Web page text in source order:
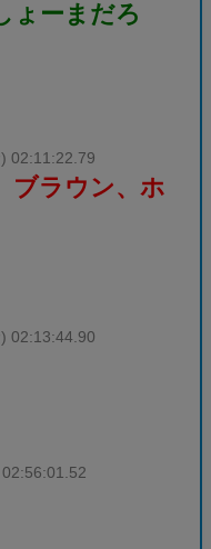
ょーまだろ
02:11:22.79
ブラウン、ホ
02:13:44.90